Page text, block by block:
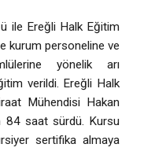
ile Ereğli Halk Eğitim
kurum personeline ve
yönelik arı
verildi. Ereğli Halk
Mühendisi Hakan
84 saat sürdü. Kursu
sertifika almaya